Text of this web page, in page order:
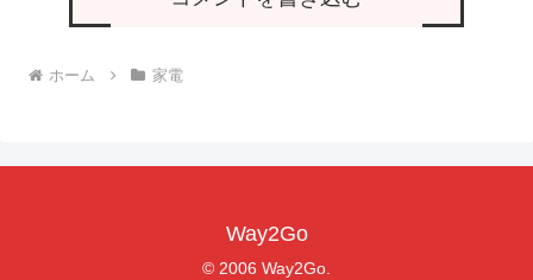
ホーム 家電
Way2Go
© 2006 Way2Go.